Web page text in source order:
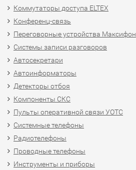
Коммутаторы доступа ELTEX
Конференц-связь
Переговорные устройства Максифон
Системы записи разговоров
Автосекретари
Автоинформаторы
Детекторы отбоя
Компоненты СКС
Пульты оперативной связи УОТС
Системные телефоны
Радиотелефоны
Проводные телефоны
Инструменты и приборы